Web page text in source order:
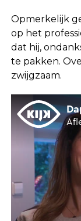
Opmerkelijk
op het
dat hij,
te pakken.
zwijgzaam.